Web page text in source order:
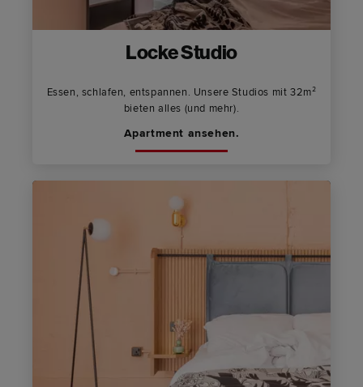
Locke Studio
Essen, schlafen, entspannen. Unsere Studios mit 32m²
bieten alles (und mehr).
Apartment ansehen.